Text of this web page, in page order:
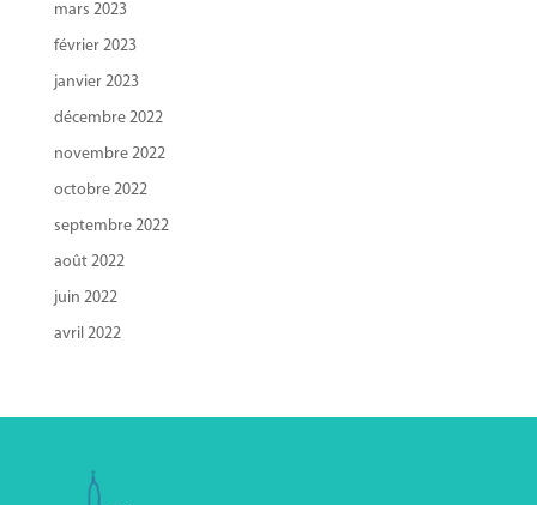
mars 2023
février 2023
janvier 2023
décembre 2022
novembre 2022
octobre 2022
septembre 2022
août 2022
juin 2022
avril 2022